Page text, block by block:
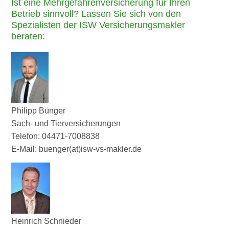
Ist eine Mehrgefahrenversicherung für Ihren
Betrieb sinnvoll? Lassen Sie sich von den
Spezialisten der ISW Versicherungsmakler
beraten:
Philipp Bünger
Sach- und Tierversicherungen
Telefon: 04471-7008838
E-Mail: buenger(at)isw-vs-makler.de
Heinrich Schnieder